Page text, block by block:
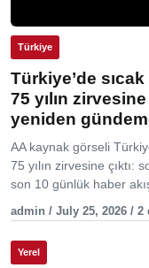
Türkiye
Türkiye’de
75 yılın
yeniden
AA kaynak görseli
75 yılın zirvesine çıktı:
son 10 günlük haber
admin / July 25, 2026 /
Yerel